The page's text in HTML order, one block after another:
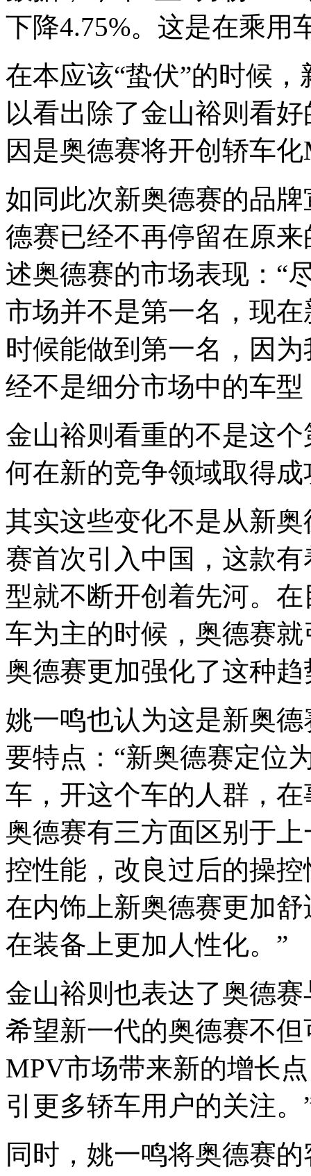
下降4.75%。这是在乘用
在本应该“蛰伏”的时候
以看出除了金山裕则看
因是奥德赛将开创轿车
如同此次新奥德赛的品
德赛已经不再停留在原
述奥德赛的市场表现：“
市场并不是第一名，现
时候能做到第一名，因
经不是细分市场中的车
金山裕则看重的不是这
何在新的竞争领域取得成
其实这些变化不是从新
赛首次引入中国，这款
型就不断开创着先河。
车为主的时候，奥德赛
奥德赛更加强化了这种趋
姚一鸣也认为这是新奥
要特点：“新奥德赛定位
车，开这个车的人群，
奥德赛有三方面区别于
控性能，改良过后的操
在内饰上新奥德赛更加
在装备上更加人性化。”
金山裕则也表达了奥德
希望新一代的奥德赛不
MPV市场带来新的增长
引更多轿车用户的关注。
同时，姚一鸣将奥德赛